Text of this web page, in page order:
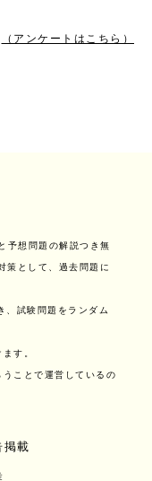
（アンケートはこちら）
予想問題の解説つき無
策として、過去問題に
、試験問題をランダム
す。
ことで運営しているの
掲載